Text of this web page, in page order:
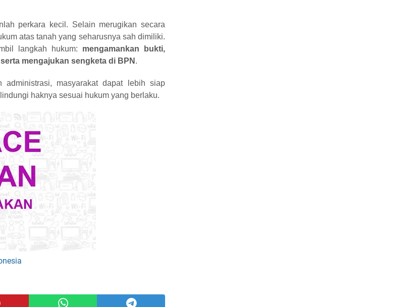
perkara kecil. Selain merugikan secara
atas tanah yang seharusnya sah dimiliki.
langkah hukum: mengamankan bukti,
mengajukan sengketa di BPN .
masyarakat dapat lebih siap
haknya sesuai hukum yang berlaku.